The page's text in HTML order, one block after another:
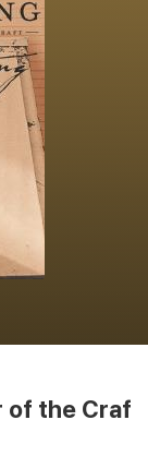
of the Craf